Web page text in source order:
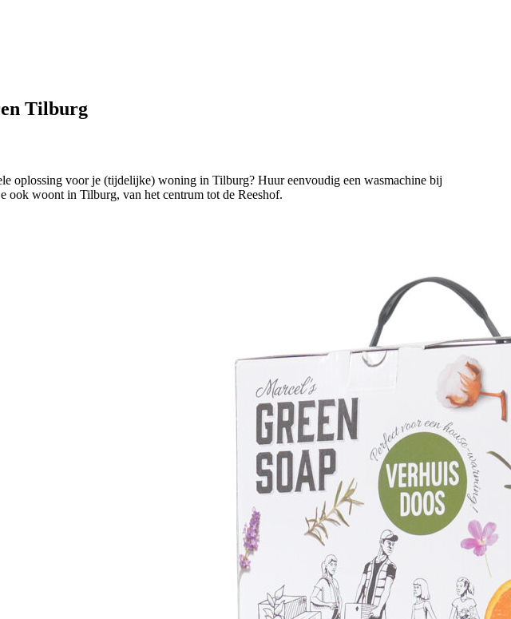
Tilburg
oplossing voor je (tijdelijke) woning in Tilburg? Huur eenvoudig een wasmachine bij
ook woont in Tilburg, van het centrum tot de Reeshof.